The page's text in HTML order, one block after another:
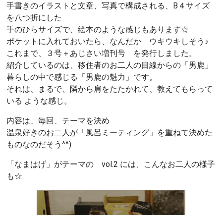
手書きのイラストと文章、写真で構成される、B４サイズ
を八つ折にした
手のひらサイズで、絵本のような感じもあります☆
ポケットに入れておいたら、なんだか ウキウキしそう♪
これまで、３号＋あじさい増刊号 を発行しました。
紹介しているのは、移住者のお二人の目線からの「男鹿」
暮らしの中で感じる「男鹿の魅力」です。
それは、まるで、隣から肩をたたかれて、教えてもらって
いる ような感じ。
内容は、毎回、テーマを決め
温泉好きのお二人が「風呂ミーティング」を重ねて決めた
ものなのだそう^^)
「なまはげ」がテーマの vol.2 には、こんなお二人の様子
も☆